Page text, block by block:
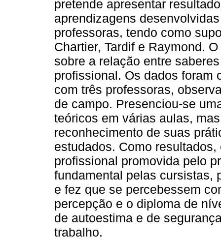
pretende apresentar
aprendizagens
professoras, tendo como
Chartier, Tardif e Raymond.
sobre a relação entre
profissional. Os dados foram
com três professoras,
de campo. Presenciou-se
teóricos em várias aulas,
reconhecimento de suas
estudados. Como
profissional promovida pelo
fundamental pelas cursistas,
e fez que se percebessem
percepção e o diploma de
de autoestima e de
trabalho.